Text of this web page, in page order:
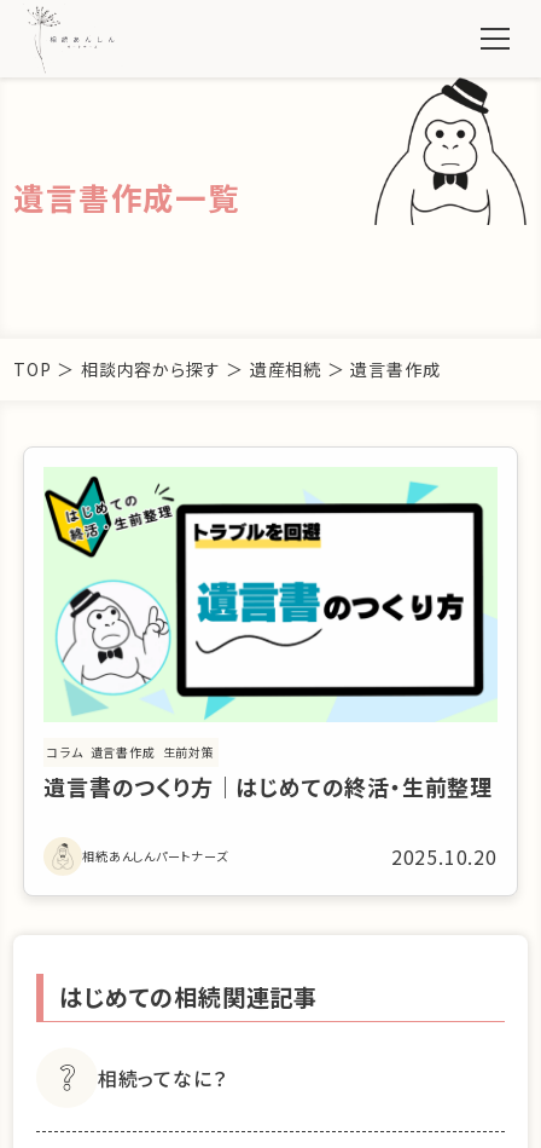
遺言書作成一覧
TOP ＞ 相談内容から探す ＞ 遺産相続 ＞ 遺言書作成
コラム 遺言書作成 生前対策
遺言書のつくり方｜はじめての終活・生前整理
相続あんしんパートナーズ 2025.10.20
はじめての相続関連記事
相続ってなに？